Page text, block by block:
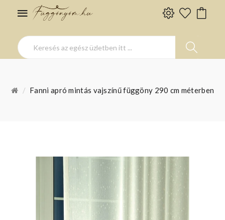
Fanni apró mintás vajszínű függöny 290 cm méterben